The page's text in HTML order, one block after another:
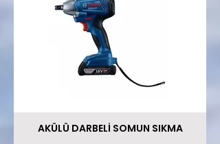
AKÜLÜ DARBELİ SOMUN SIKMA